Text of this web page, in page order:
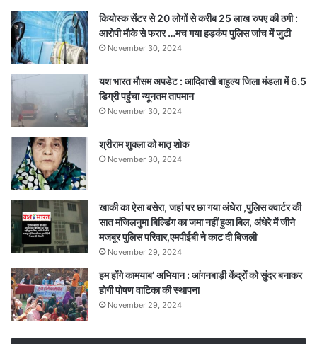
गंभीर
कियोस्क सेंटर से 20 लोगों से करीब 25 लाख रुपए की ठगी :
आरोपी मौके से फरार …मच गया हड़कंप पुलिस जांच में जुटी
November 30, 2024
यश भारत मौसम अपडेट : आदिवासी बाहुल्य जिला मंडला में 6.5
डिग्री पहुंचा न्यूनतम तापमान
November 30, 2024
श्रीराम शुक्ला को मातृ शोक
November 30, 2024
खाकी का ऐसा बसेरा, जहां पर छा गया अंधेरा ,पुलिस क्वार्टर की
सात मंजिलनुमा बिल्डिंग का जमा नहीं हुआ बिल, अंधेरे में जीने
मजबूर पुलिस परिवार,एमपीईबी ने काट दी बिजली
November 29, 2024
हम होंगे कामयाब’ अभियान : आंगनबाड़ी केंद्रों को सुंदर बनाकर
होगी पोषण वाटिका की स्थापना
November 29, 2024